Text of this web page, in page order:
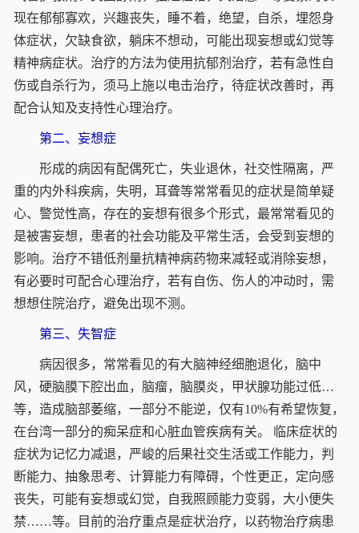
现在郁郁寡欢，兴趣丧失，睡不着，绝望，自杀，埋怨身
体症状，欠缺食欲，躺床不想动，可能出现妄想或幻觉等
精神病症状。治疗的方法为使用抗郁剂治疗，若有急性自
伤或自杀行为，须马上施以电击治疗，待症状改善时，再
配合认知及支持性心理治疗。
第二、妄想症
形成的病因有配偶死亡，失业退休，社交性隔离，严
重的内外科疾病，失明，耳聋等常常看见的症状是简单疑
心、警觉性高，存在的妄想有很多个形式，最常常看见的
是被害妄想，患者的社会功能及平常生活，会受到妄想的
影响。治疗不错低剂量抗精神病药物来减轻或消除妄想，
有必要时可配合心理治疗，若有自伤、伤人的冲动时，需
想想住院治疗，避免出现不测。
第三、失智症
病因很多，常常看见的有大脑神经细胞退化，脑中
风，硬脑膜下腔出血，脑瘤，脑膜炎，甲状腺功能过低…
等，造成脑部萎缩，一部分不能逆，仅有10%有希望恢复，
在台湾一部分的痴呆症和心脏血管疾病有关。 临床症状的
症状为记忆力减退，严峻的后果社交生活或工作能力，判
断能力、抽象思考、计算能力有障碍，个性更正，定向感
丧失，可能有妄想或幻觉，自我照顾能力变弱，大小便失
禁……等。目前的治疗重点是症状治疗，以药物治疗病患